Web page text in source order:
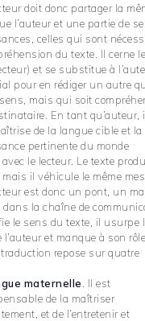
doit donc partager la
l’auteur et une partie de
celles qui sont
du texte. Il cerne
et se substitue à
pour en rédiger un autre
mais qui soit
En tant qu’auteur,
de la langue cible et la
pertinente du monde
le lecteur. Le texte
il véhicule le même
est donc un pont, un
la chaîne de
le sens du texte, il usurpe
et manque à son rôle.
repose sur quatre
maternelle . Il est
de la maîtriser
et de l’entretenir et